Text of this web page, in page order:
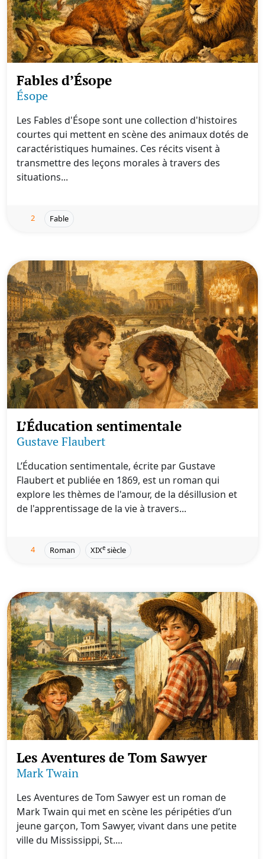
Fables d’Ésope
Ésope
Les Fables d'Ésope sont une collection d'histoires
courtes qui mettent en scène des animaux dotés de
caractéristiques humaines. Ces récits visent à
transmettre des leçons morales à travers des
situations...
2 Fable
L’Éducation sentimentale
Gustave Flaubert
L’Éducation sentimentale, écrite par Gustave
Flaubert et publiée en 1869, est un roman qui
explore les thèmes de l'amour, de la désillusion et
de l'apprentissage de la vie à travers...
4 Roman XIXe siècle
Les Aventures de Tom Sawyer
Mark Twain
Les Aventures de Tom Sawyer est un roman de
Mark Twain qui met en scène les péripéties d’un
jeune garçon, Tom Sawyer, vivant dans une petite
ville du Mississippi, St....